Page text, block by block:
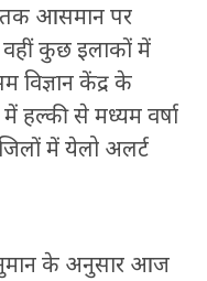
तक आसमान पर
कुछ इलाकों में
विज्ञान केंद्र के
हल्की से मध्यम वर्षा
में येलो अलर्ट
के अनुसार आज